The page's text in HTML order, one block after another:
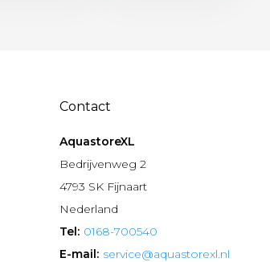
Contact
AquastoreXL
Bedrijvenweg 2
4793 SK Fijnaart
Nederland
Tel: 0168-700540
E-mail: service@aquastorexl.nl